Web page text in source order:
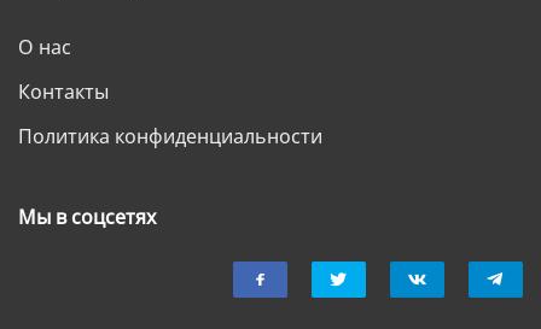
О нас
Контакты
Политика конфиденциальности
Мы в соцсетях